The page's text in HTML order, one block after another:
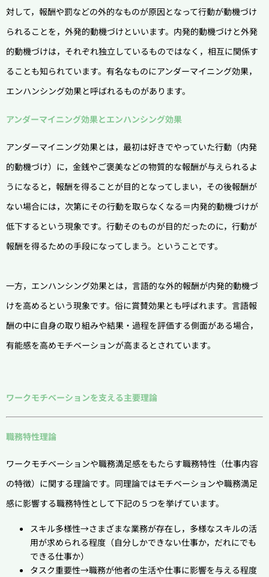
対して，報酬や罰などの外的なものが原因となって行動が動機づけ
られることを，外発的動機づけといいます。 内発的動機づけと外発
的動機づけは，それぞれ独立しているものではなく，相互に関係す
ることも知られています。有名なものにアンダーマイニング効果，
エンハンシング効果と呼ばれるものがあります。
アンダーマイニング効果とエンハンシング効果
アンダーマイニング効果とは，最初は好きでやっていた行動（内発
的動機づけ）に，金銭やご褒美などの物質的な報酬が与えられるよ
うになると，報酬を得ることが目的となってしまい，その後報酬が
ない場合には，次第にその行動を取らなくなる＝内発的動機づけが
低下するという現象です。行動そのものが目的だったのに，行動が
報酬を得るための手段になってしまう。ということです。
一方，エンハンシング効果とは，言語的な外的報酬が内発的動機づ
けを高めるという現象です。俗に賞賛効果とも呼ばれます。言語報
酬の中に自身の取り組みや結果・過程を評価する側面がある場合，
有能感を高めモチベーションが高まるとされています。
ワークモチベーションを支える主要理論
職務特性理論
ワークモチベーションや職務満足感をもたらす職務特性（仕事内容
の特徴）に関する理論です。同理論ではモチベーションや職務満足
感に影響する職務特性として下記の５つを挙げています。
スキル多様性→さまざまな業務が存在し，多様なスキルの活
用が求められる程度（自分しかできない仕事か，だれにでも
できる仕事か）
タスク重要性→職務が他者の生活や仕事に影響を与える程度